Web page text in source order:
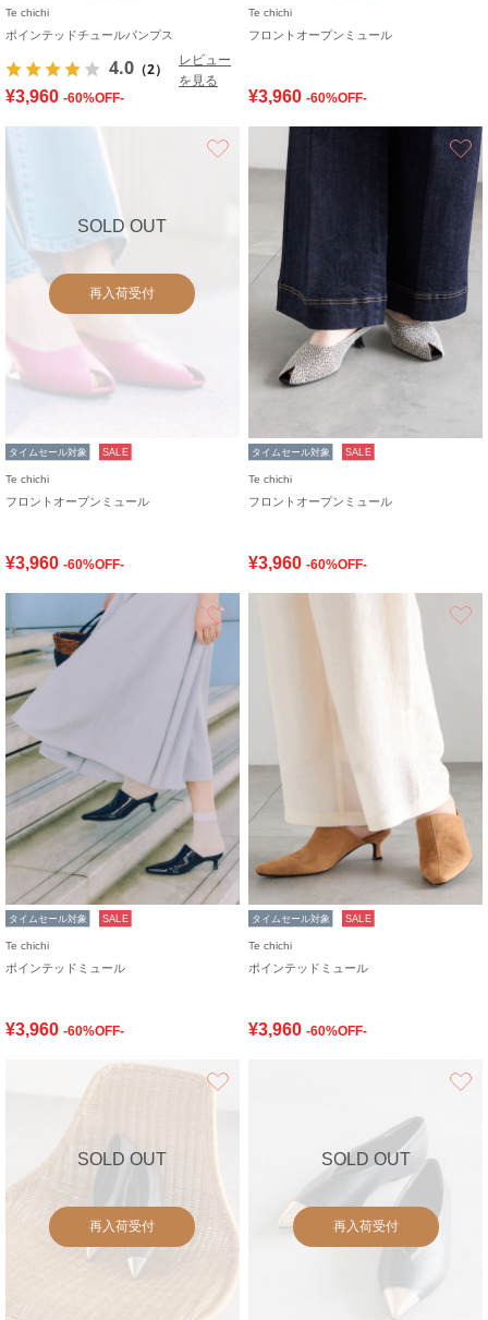
Te chichi
ポインテッドチュールパンプス
4.0 （2）
レビュー
を見る
¥3,960 -60%OFF-
Te chichi
フロントオープンミュール
¥3,960 -60%OFF-
SOLD OUT
再入荷受付
お気に入り
タイムセール対象 SALE
Te chichi
フロントオープンミュール
¥3,960 -60%OFF-
タイムセール対象 SALE
Te chichi
フロントオープンミュール
¥3,960 -60%OFF-
タイムセール対象 SALE
Te chichi
ポインテッドミュール
¥3,960 -60%OFF-
タイムセール対象 SALE
Te chichi
ポインテッドミュール
¥3,960 -60%OFF-
SOLD OUT
再入荷受付
SOLD OUT
再入荷受付